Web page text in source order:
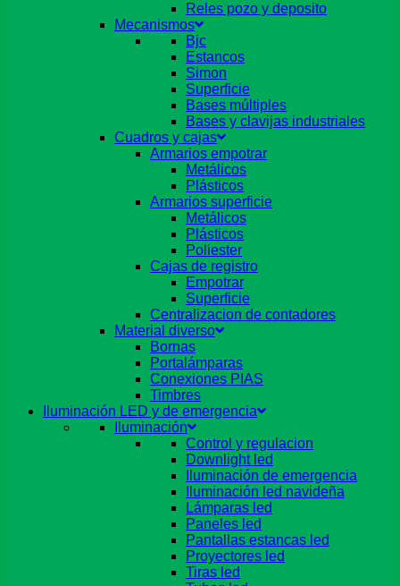
Reles pozo y deposito
Mecanismos
Bjc
Estancos
Simon
Superficie
Bases múltiples
Bases y clavijas industriales
Cuadros y cajas
Armarios empotrar
Metálicos
Plásticos
Armarios superficie
Metálicos
Plásticos
Poliester
Cajas de registro
Empotrar
Superficie
Centralizacion de contadores
Material diverso
Bornas
Portalámparas
Conexiones PIAS
Timbres
Iluminación LED y de emergencia
Iluminación
Control y regulacion
Downlight led
Iluminación de emergencia
Iluminación led navideña
Lámparas led
Paneles led
Pantallas estancas led
Proyectores led
Tiras led